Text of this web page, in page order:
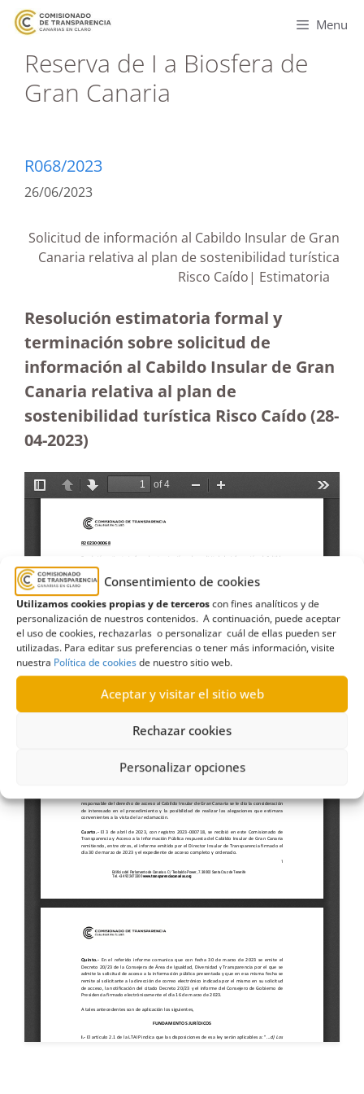
Consentimiento de cookies
Utilizamos cookies propias y de terceroscon fines analíticos y de
personalización de nuestros contenidos. A continuación, puede aceptar
el uso de cookies, rechazarlas o personalizar cuál de ellas pueden ser
utilizadas. Para editar sus preferencias o tener más información, visite
nuestra Política de cookiesde nuestro sitio web.
Aceptar y visitar el sitio web
Rechazar cookies
Personalizar opciones
Menu
Reserva de I a Biosfera de
Gran Canaria
R068/2023
26/06/2023
Solicitud de información al Cabildo Insular de Gran
Canaria relativa al plan de sostenibilidad turística
Risco Caído| Estimatoria
Resolución estimatoria formal y
terminación sobre solicitud de
información al Cabildo Insular de Gran
Canaria relativa al plan de
sostenibilidad turística Risco Caído (28-
04-2023)